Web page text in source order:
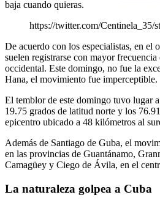
baja cuando quieras.
https://twitter.com/Centinela_35/
De acuerdo con los especialistas, en el
suelen registrarse con mayor
occidental. Este domingo, no fue la
Hana, el movimiento fue imperceptible.
El temblor de este domingo tuvo lugar
19.75 grados de latitud norte y los
epicentro ubicado a 48 kilómetros al
Además de Santiago de Guba, el
en las provincias de Guantánamo,
Camagüey y Ciego de Ávila, en el
La naturaleza golpea a Cuba